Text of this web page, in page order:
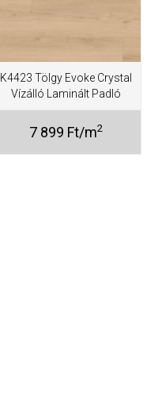
K4423 Tölgy Evoke Crystal
Vízálló Laminált Padló
7 899 Ft/m2